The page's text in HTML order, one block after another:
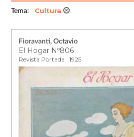
Tema: Cultura
Fioravanti, Octavio
El Hogar Nº806
Revista Portada | 1925